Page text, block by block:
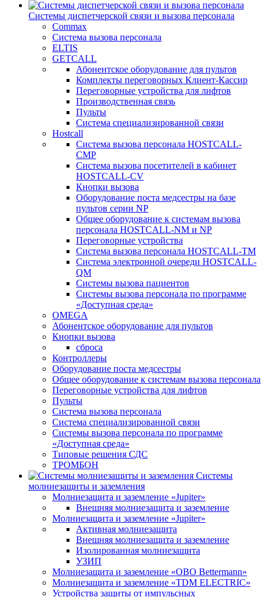
Системы диспетчерской связи и вызова персонала
Commax
Cистема вызова персонала
ELTIS
GETCALL
Абонентское оборудование для пультов
Комплекты переговорных Клиент-Кассир
Переговорные устройства для лифтов
Производственная связь
Пульты
Система специализированной связи
Hostcall
Cистема вызова персонала HOSTCALL-
CMP
Cистема вызова посетителей в кабинет
HOSTCALL-CV
Кнопки вызова
Оборудование поста медсестры на базе
пультов серии NP
Общее оборудование к системам вызова
персонала HOSTCALL-NM и NP
Переговорные устройства
Система вызова персонала HOSTCALL-TM
Система электронной очереди HOSTCALL-
QM
Системы вызова пациентов
Системы вызова персонала по программе
«Доступная среда»
OMEGA
Абонентское оборудование для пультов
Кнопки вызова
сброса
Контроллеры
Оборудование поста медсестры
Общее оборудование к системам вызова персонала
Переговорные устройства для лифтов
Пульты
Система вызова персонала
Система специализированной связи
Системы вызова персонала по программе
«Доступная среда»
Типовые решения СДС
ТРОМБОН
Системы
молниезащиты и заземления
Молниезащита и заземление «Jupiter»
Внешняя молниезащита и заземление
Молниезащита и заземление «Jupiter»
Активная молниезащита
Внешняя молниезащита и заземление
Изолированная молниезащита
УЗИП
Молниезащита и заземление «OBO Bettermann»
Молниезащита и заземление «TDM ЕLECTRIC»
Устройства защиты от импульсных